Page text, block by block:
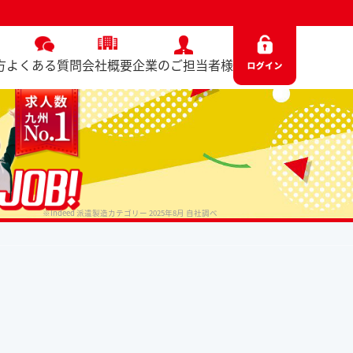
よくある質問会社概要企業のご担当者様
※Indeed 派遣製造カテゴリー 2025年8月 自社調べ